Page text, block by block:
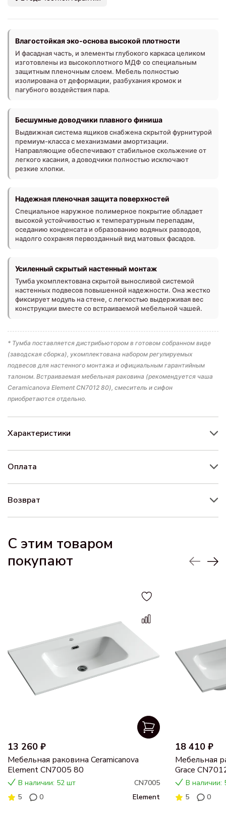
Влагостойкая эко-основа высокой плотности
И фасадная часть, и элементы глубокого каркаса целиком
изготовлены из высокоплотного МДФ со специальным
защитным пленочным слоем. Мебель полностью
изолирована от деформации, разбухания кромок и
пагубного воздействия пара.
Бесшумные доводчики плавного финиша
Выдвижная система ящиков снабжена скрытой фурнитурой
премиум-класса с механизмами амортизации.
Направляющие обеспечивают стабильное скольжение от
легкого касания, а доводчики полностью исключают
резкие хлопки.
Надежная пленочная защита поверхностей
Специальное наружное полимерное покрытие обладает
высокой устойчивостью к температурным перепадам,
оседанию конденсата и образованию водяных разводов,
надолго сохраняя первозданный вид матовых фасадов.
Усиленный скрытый настенный монтаж
Тумба укомплектована скрытой выносливой системой
настенных подвесов повышенной надежности. Она жестко
фиксирует модуль на стене, с легкостью выдерживая вес
конструкции вместе со встраиваемой мебельной чашей.
* Тумба поставляется дистрибьютором в готовом собранном виде
(заводская сборка), укомплектована набором регулируемых
подвесов для настенного монтажа и официальным гарантийным
талоном. Встраиваемая мебельная раковина (рекомендуется чаша
Ceramicanova Element CN7012 80), смеситель и сифон
приобретаются отдельно.
Характеристики
Оплата
Возврат
С этим товаром
покупают
13 260 ₽
Мебельная раковина Ceramicanova
Element CN7005 80
В наличии: 52 шт
CN7005
5
0 Element
18 410 ₽
Мебельная
Grace
В наличии:
5
0